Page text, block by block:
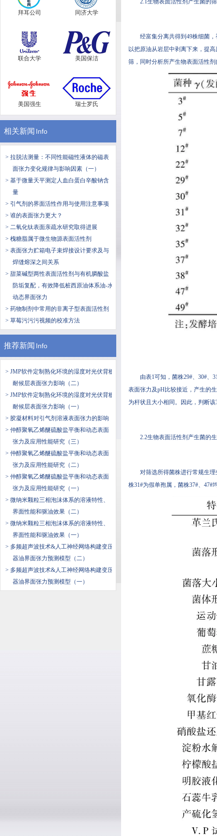
拜耳公司 同济大学
联合大学 美国保洁
美国强生 瑞士罗氏
相关新闻 Info
> 拉脱法测量：不同性能磁性液体的磁表
面张力变化规律与影响因素（一）
> 基于微量天平测定人血白蛋白辛酸钠含
量
> 引气剂的界面活性作用与使用注意事项
> 谁的表面张力更大？
> 二氧化钛表面亲疏水研究取得进展
> 槐糖脂属于微生物源表面活性剂
> 表面张力贮箱电子束焊接设计要求及与
焊缝熔深之间关系
> 甜菜碱型两性表面活性剂与有机膦酸盐
防垢复配，有效降低桩西原油体系油-水
动态界面张力
> 药物制剂中常用的非离子型表面活性剂
> 草莓污污污视频的校准方法
推荐新闻 Info
> JMP软件定制熟化环境的湿度对光伏背板
耐候层表面张力影响（二）
> JMP软件定制熟化环境的湿度对光伏背板
耐候层表面张力影响（一）
> 胶凝材料对引气剂溶液表面张力的影响
> 仲醇聚氧乙烯醚硫酸盐平衡和动态表面
张力及应用性能研究（三）
> 仲醇聚氧乙烯醚硫酸盐平衡和动态表面
张力及应用性能研究（二）
> 仲醇聚氧乙烯醚硫酸盐平衡和动态表面
张力及应用性能研究（一）
> 微纳米颗粒三相泡沫体系的溶液特性、
界面性能和驱油效果（二）
> 微纳米颗粒三相泡沫体系的溶液特性、
界面性能和驱油效果（一）
> 多频超声波技术&人工神经网络构建变压
器油界面张力预测模型（二）
> 多频超声波技术&人工神经网络构建变压
器油界面张力预测模型（一）
2.1生物表面活性剂产生菌的
经富集分离共得到49株细菌
以把原油从岩层中剥离下来，提高
筛，同时分析所产生物表面活性剂的
由表1可知，菌株29#、
表面张力及pH比较接近，产生的
为杆状且大小相同。因此，判断
2.2生物表面活性剂产生菌的
对筛选所得菌株进行常规生理
株31#为假单孢属，菌株37#、